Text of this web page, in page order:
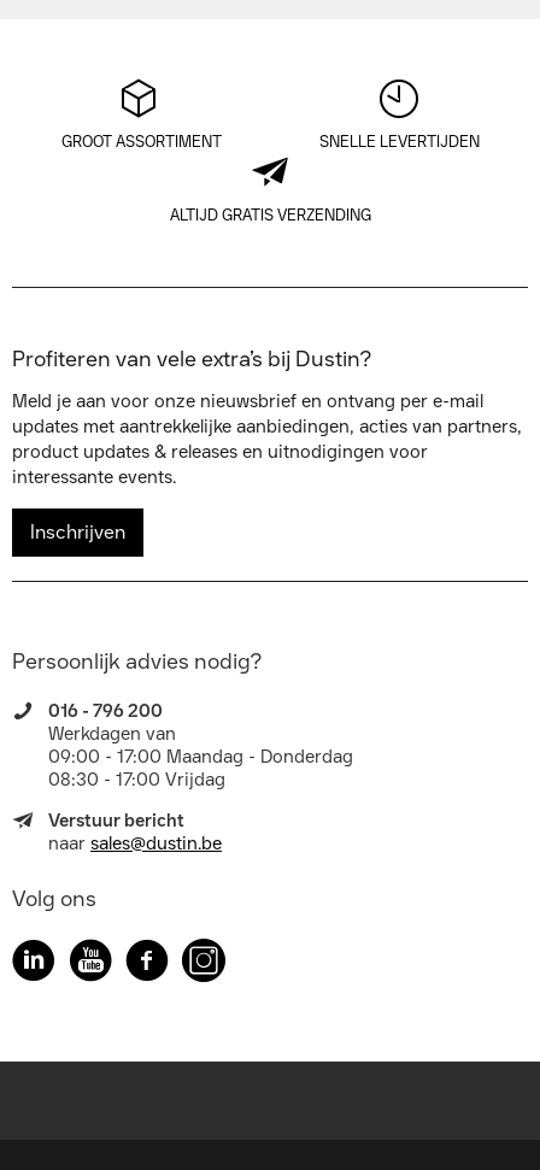
GROOT ASSORTIMENT SNELLE LEVERTIJDEN
ALTIJD GRATIS VERZENDING
Profiteren van vele extra’s bij Dustin?
Meld je aan voor onze nieuwsbrief en ontvang per e-mail
updates met aantrekkelijke aanbiedingen, acties van partners,
product updates & releases en uitnodigingen voor
interessante events.
Inschrijven
Persoonlijk advies nodig?
016 - 796 200
Werkdagen van
09:00 - 17:00 Maandag - Donderdag
08:30 - 17:00 Vrijdag
Verstuur bericht
naar sales@dustin.be
Volg ons